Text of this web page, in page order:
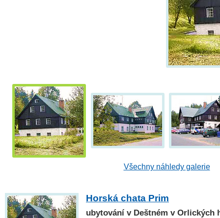
Všechny náhledy galerie
Horská chata Prim
ubytování v Deštném v Orlických